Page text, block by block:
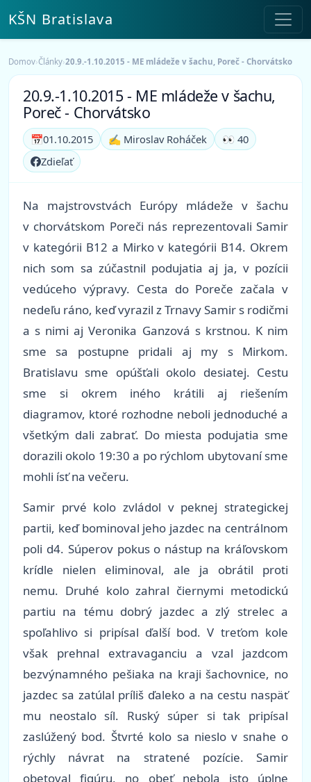
KŠN Bratislava
Domov›Články›20.9.-1.10.2015 - ME mládeže v šachu, Poreč - Chorvátsko
20.9.-1.10.2015 - ME mládeže v šachu,
Poreč - Chorvátsko
📅01.10.2015 ✍️ Miroslav Roháček
👀 40
Zdieľať
Na majstrovstvách Európy mládeže v šachu
v chorvátskom Poreči nás reprezentovali Samir
v kategórii B12 a Mirko v kategórii B14. Okrem
nich som sa zúčastnil podujatia aj ja, v pozícii
vedúceho výpravy. Cesta do Poreče začala v
nedeľu ráno, keď vyrazil z Trnavy Samir s rodičmi
a s nimi aj Veronika Ganzová s krstnou. K nim
sme sa postupne pridali aj my s Mirkom.
Bratislavu sme opúšťali okolo desiatej. Cestu
sme si okrem iného krátili aj riešením
diagramov, ktoré rozhodne neboli jednoduché a
všetkým dali zabrať. Do miesta podujatia sme
dorazili okolo 19:30 a po rýchlom ubytovaní sme
mohli ísť na večeru.
Samir prvé kolo zvládol v peknej strategickej
partii, keď bominoval jeho jazdec na centrálnom
poli d4. Súperov pokus o nástup na kráľovskom
krídle nielen eliminoval, ale ja obrátil proti
nemu. Druhé kolo zahral čiernymi metodickú
partiu na tému dobrý jazdec a zlý strelec a
spoľahlivo si pripísal ďalší bod. V treťom kole
však prehnal extravaganciu a vzal jazdcom
bezvýnamného pešiaka na kraji šachovnice, no
jazdec sa zatúlal príliš ďaleko a na cestu naspäť
mu neostalo síl. Ruský súper si tak pripísal
zaslúžený bod. Štvrté kolo sa nieslo v snahe o
rýchly návrat na stratené pozície. Samir
obetoval figúru, no obeť nebola isto úplne